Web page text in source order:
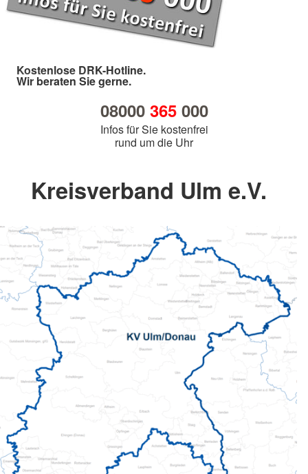
Kostenlose DRK-Hotline.
Wir beraten Sie gerne.
08000 365000
Infos für Sie kostenfrei
rund um die Uhr
Kreisverband Ulm e.V.